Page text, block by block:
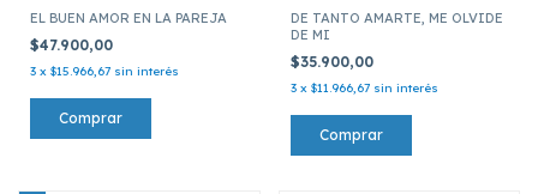
EL BUEN AMOR EN LA PAREJA
$47.900,00
3 x $15.966,67 sin interés
DE TANTO AMARTE, ME OLVIDE
DE MI
$35.900,00
3 x $11.966,67 sin interés